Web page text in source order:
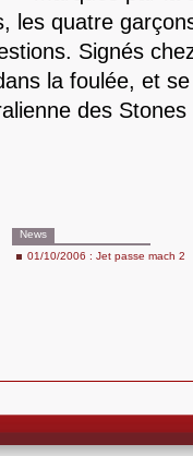
les quatre
Signés
la foulée, et
des
News
01/10/2006 : Jet passe mach 2